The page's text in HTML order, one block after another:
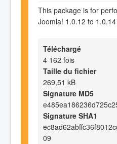
This package is for
Joomla! 1.0.12 to 1.0.14
Téléchargé
4 162 fois
Taille du fichier
269,51 kB
Signature MD5
Signature SHA1
09